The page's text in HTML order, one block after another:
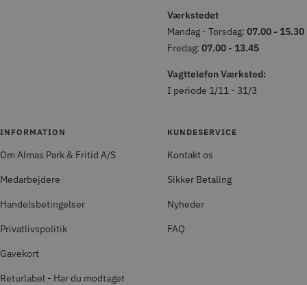
Værkstedet
Mandag - Torsdag: 07.00 - 15.30
Fredag: 07.00 - 13.45
Vagttelefon Værksted:
I periode 1/11 - 31/3
INFORMATION
Om Almas Park & Fritid A/S
Medarbejdere
Handelsbetingelser
Privatlivspolitik
Gavekort
Returlabel - Har du modtaget
KUNDESERVICE
Kontakt os
Sikker Betaling
Nyheder
FAQ